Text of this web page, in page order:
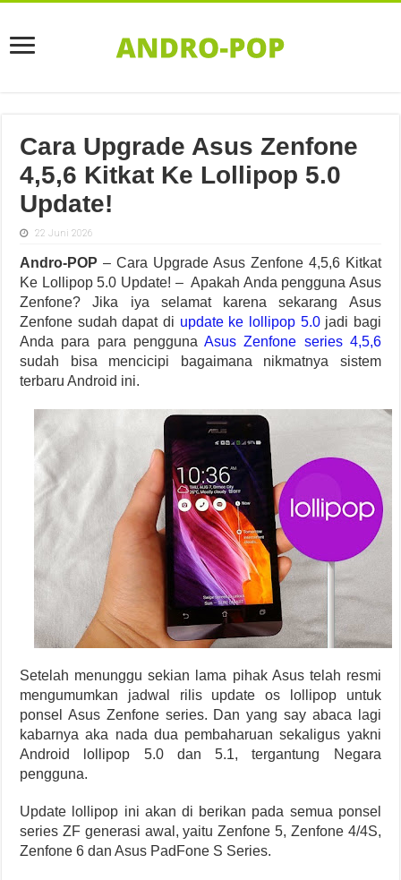
Cara Upgrade Asus Zenfone
4,5,6 Kitkat Ke Lollipop 5.0
Update!
22 Juni 2026
Andro-POP – Cara Upgrade Asus Zenfone 4,5,6 Kitkat
Ke Lollipop 5.0 Update! – Apakah Anda pengguna Asus
Zenfone? Jika iya selamat karena sekarang Asus
Zenfone sudah dapat di update ke lollipop 5.0jadi bagi
Anda para para penggunaAsus Zenfone series 4,5,6
sudah bisa mencicipi bagaimana nikmatnya sistem
terbaru Android ini.
Setelah menunggu sekian lama pihak Asus telah resmi
mengumumkan jadwal rilis update os lollipop untuk
ponsel Asus Zenfone series. Dan yang say abaca lagi
kabarnya aka nada dua pembaharuan sekaligus yakni
Android lollipop 5.0 dan 5.1, tergantung Negara
pengguna.
Update lollipop ini akan di berikan pada semua ponsel
series ZF generasi awal, yaitu Zenfone 5, Zenfone 4/4S,
Zenfone 6 dan Asus PadFone S Series.